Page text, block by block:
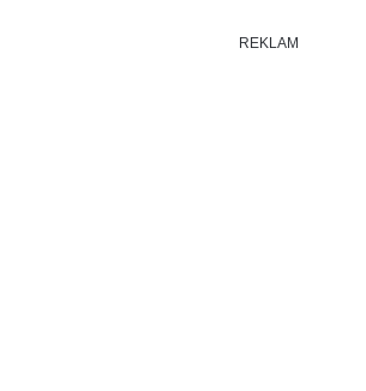
REKLAM